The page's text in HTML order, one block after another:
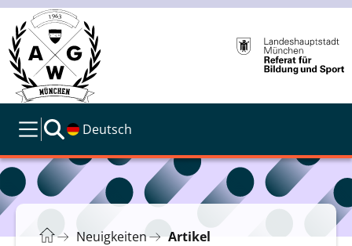
Deutsch
Neuigkeiten Artikel